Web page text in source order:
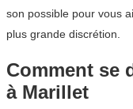
son possible pour vous
plus grande discrétion.
Comment se
à Marillet